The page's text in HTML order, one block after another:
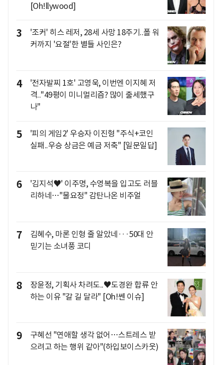
[Oh!llywood]
3
'조커' 히스 레저, 28세 사망 18주기..폴 워
커까지 '요절'한 별들 사인은?
4
'전자발찌 1호' 고영욱, 이번엔 이지혜 저
격.."49평이 미니멀리즘? 많이 출세했구
나"
5
'피의 게임2' 우승자 이진형 "주식+코인
실패..우승 상금은 예금 저축" [일문일답]
6
'김지석♥' 이주명, 수영복을 입고도 러블
리하네…"물요정" 감탄나온 비주얼
7
김혜수, 마론 인형 줄 알았네···50대 안
믿기는 소녀풍 코디
8
장윤정, 기획사 차려도..♥도경완 합류 안
하는 이유 "갈 길 달라" [Oh!쎈 이슈]
9
구혜선 "연애할 생각 없어…스트레스 받
으려고 하는 행위 같아"(하입보이스카웃)